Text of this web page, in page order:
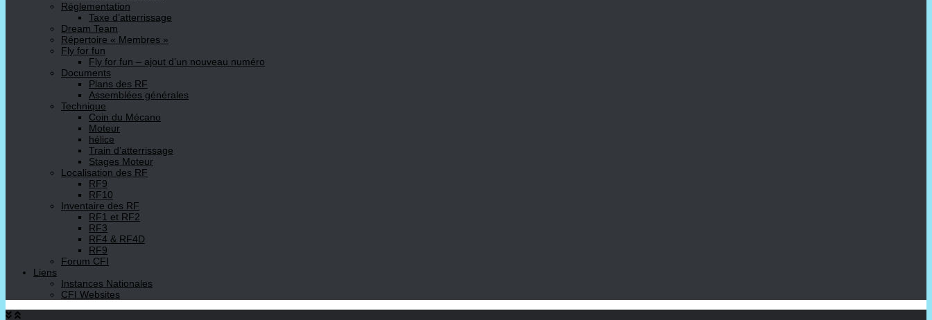
Réglementation
Taxe d’atterrissage
Dream Team
Répertoire « Membres »
Fly for fun
Fly for fun – ajout d’un nouveau numéro
Documents
Plans des RF
Assemblées générales
Technique
Coin du Mécano
Moteur
hélice
Train d’atterrissage
Stages Moteur
Localisation des RF
RF9
RF10
Inventaire des RF
RF1 et RF2
RF3
RF4 & RF4D
RF9
Forum CFI
Liens
Instances Nationales
CFI Websites